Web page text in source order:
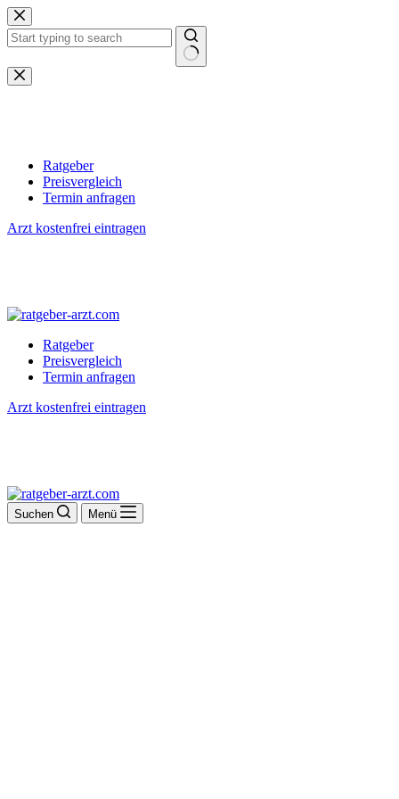
Zum
Inhalt
springen
Keine
Ergebnisse
Ratgeber
Preisvergleich
Termin anfragen
Arzt kostenfrei eintragen
Ratgeber
Preisvergleich
Termin anfragen
Arzt kostenfrei eintragen
Suchen Menü